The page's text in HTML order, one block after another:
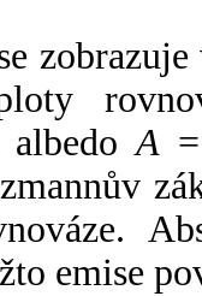
albedoA
emise